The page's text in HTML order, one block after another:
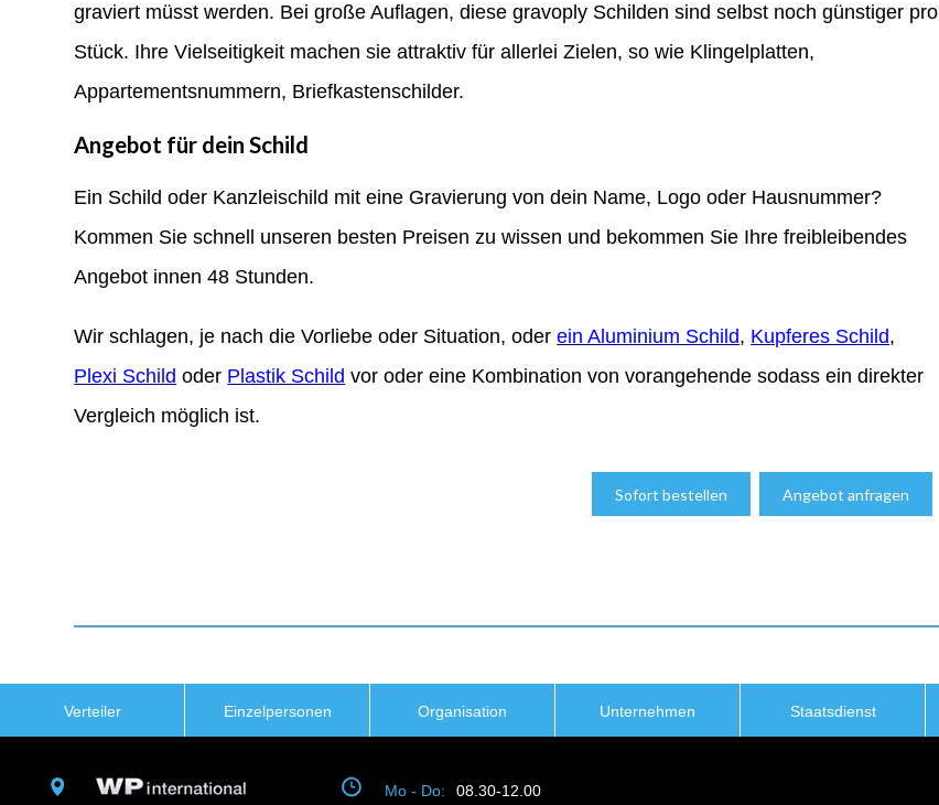
graviert müsst werden. Bei große Auflagen, diese gravoply Schilden sind selbst noch günstiger pro
Stück. Ihre Vielseitigkeit machen sie attraktiv für allerlei Zielen, so wie Klingelplatten,
Appartementsnummern, Briefkastenschilder.
Angebot für dein Schild
Ein Schild oder Kanzleischild mit eine Gravierung von dein Name, Logo oder Hausnummer?
Kommen Sie schnell unseren besten Preisen zu wissen und bekommen Sie Ihre freibleibendes
Angebot innen 48 Stunden.
Wir schlagen, je nach die Vorliebe oder Situation, oderein Aluminium Schild, Kupferes Schild,
Plexi Schild oder Plastik Schild vor oder eine Kombination von vorangehende sodass ein direkter
Vergleich möglich ist.
Angebot anfragen
Sofort bestellen
Verteiler Einzelpersonen Organisation Unternehmen Staatsdienst
Mo - Do: 08.30-12.00